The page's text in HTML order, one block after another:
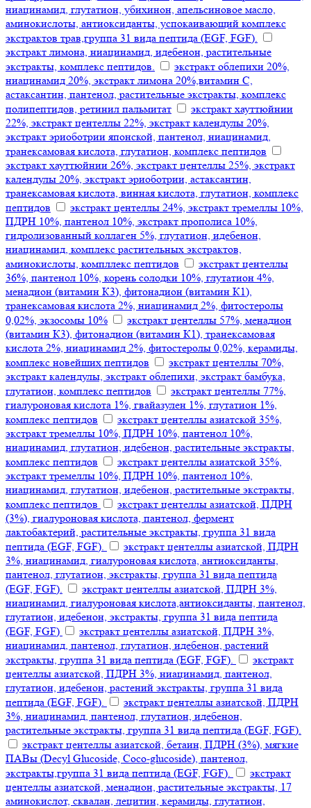
ниацинамид, глутатион, убихинон, апельсиновое масло,
аминокислоты, антиоксиданты, успокаивающий комплекс
экстрактов трав,группа 31 вида пептида (EGF, FGF).
экстракт лимона, ниацинамид, идебенон, растительные
экстракты, комплекс пептидов.
экстракт облепихи 20%,
ниацинамид 20%, экстракт лимона 20%,витамин С,
астаксантин, пантенол, растительные экстракты, комплекс
полипептидов, ретинил пальмитат
экстракт хауттюйнии
22%, экстракт центеллы 22%, экстракт календулы 20%,
экстракт эриоботрии японской, пантенол, ниацинамид,
транексамовая кислота, глутатион, комплекс пептидов
экстракт хауттюйнии 26%, экстракт центеллы 25%, экстракт
календулы 20%, экстракт эриоботрии, астаксантин,
транексамовая кислота, винная кислота, глутатион, комплекс
пептидов
экстракт центеллы 24%, экстракт тремеллы 10%,
ПДРН 10%, пантенол 10%, экстракт прополиса 10%,
гидролизованный коллаген 5%, глутатион, идебенон,
ниацинамид, комплекс растительных экстрактов,
аминокислоты, компллекс пептидов
экстракт центеллы
36%, пантенол 10%, корень солодки 10%, глутатион 4%,
менадион (витамин К3), фитонадион (витамин К1),
транексамовая кислота 2%, ниацинамид 2%, фитостеролы
0,02%, экзосомы 10%
экстракт центеллы 57%, менадион
(витамин К3), фитонадион (витамин К1), транексамовая
кислота 2%, ниацинамид 2%, фитостеролы 0,02%, керамиды,
комплекс новейших пептидов
экстракт центеллы 70%,
экстракт календулы, экстракт облепихи, экстракт бамбука,
глутатион, комплекс пептидов
экстракт центеллы 77%,
гиалуроновая кислота 1%, гвайазулен 1%, глутатион 1%,
комплекс пептидов
экстракт центеллы азиатской 35%,
экстракт тремеллы 10%, ПДРН 10%, пантенол 10%,
ниацинамид, глутатион, идебенон, растительные экстракты,
комплекс пептидов
экстракт центеллы азиатской 35%,
экстракт тремеллы 10%, ПДРН 10%, пантенол 10%,
ниацинамид, глутатион, идебенон, растительные экстракты,
комплекс пептидов
экстракт центеллы азиатской, ПДРН
(3%), гиалуроновая кислота, пантенол, фермент
лактобактерий, растительные экстракты, группа 31 вида
пептида (EGF, FGF).
экстракт центеллы азиатской, ПДРН
3%, ниацинамид, гиалуроновая кислота, антиоксиданты,
пантенол, глутатион, экстракты, группа 31 вида пептида
(EGF, FGF).
экстракт центеллы азиатской, ПДРН 3%,
ниацинамид, гиалуроновая кислота,антиоксиданты, пантенол,
глутатион, идебенон, экстракты, группа 31 вида пептида
(EGF, FGF)
экстракт центеллы азиатской, ПДРН 3%,
ниацинамид, пантенол, глутатион, идебенон, растений
экстракты, группа 31 вида пептида (EGF, FGF).
экстракт
центеллы азиатской, ПДРН 3%, ниацинамид, пантенол,
глутатион, идебенон, растений экстракты, группа 31 вида
пептида (EGF, FGF).
экстракт центеллы азиатской, ПДРН
3%, ниацинамид, пантенол, глутатион, идебенон,
растительные экстракты, группа 31 вида пептида (EGF, FGF).
экстракт центеллы азиатской, бетаин, ПДРН (3%), мягкие
ПАВы (Decyl Glucoside, Coco-glucoside), пантенол,
экстракты,группа 31 вида пептида (EGF, FGF).
экстракт
центеллы азиатской, менадион, растительные экстракты, 17
аминокислот, сквалан, лецитин, керамиды, глутатион,